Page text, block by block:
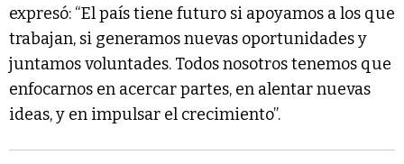
expresó: “El país tiene futuro si apoyamos a los que
trabajan, si generamos nuevas oportunidades y
juntamos voluntades. Todos nosotros tenemos que
enfocarnos en acercar partes, en alentar nuevas
ideas, y en impulsar el crecimiento”.